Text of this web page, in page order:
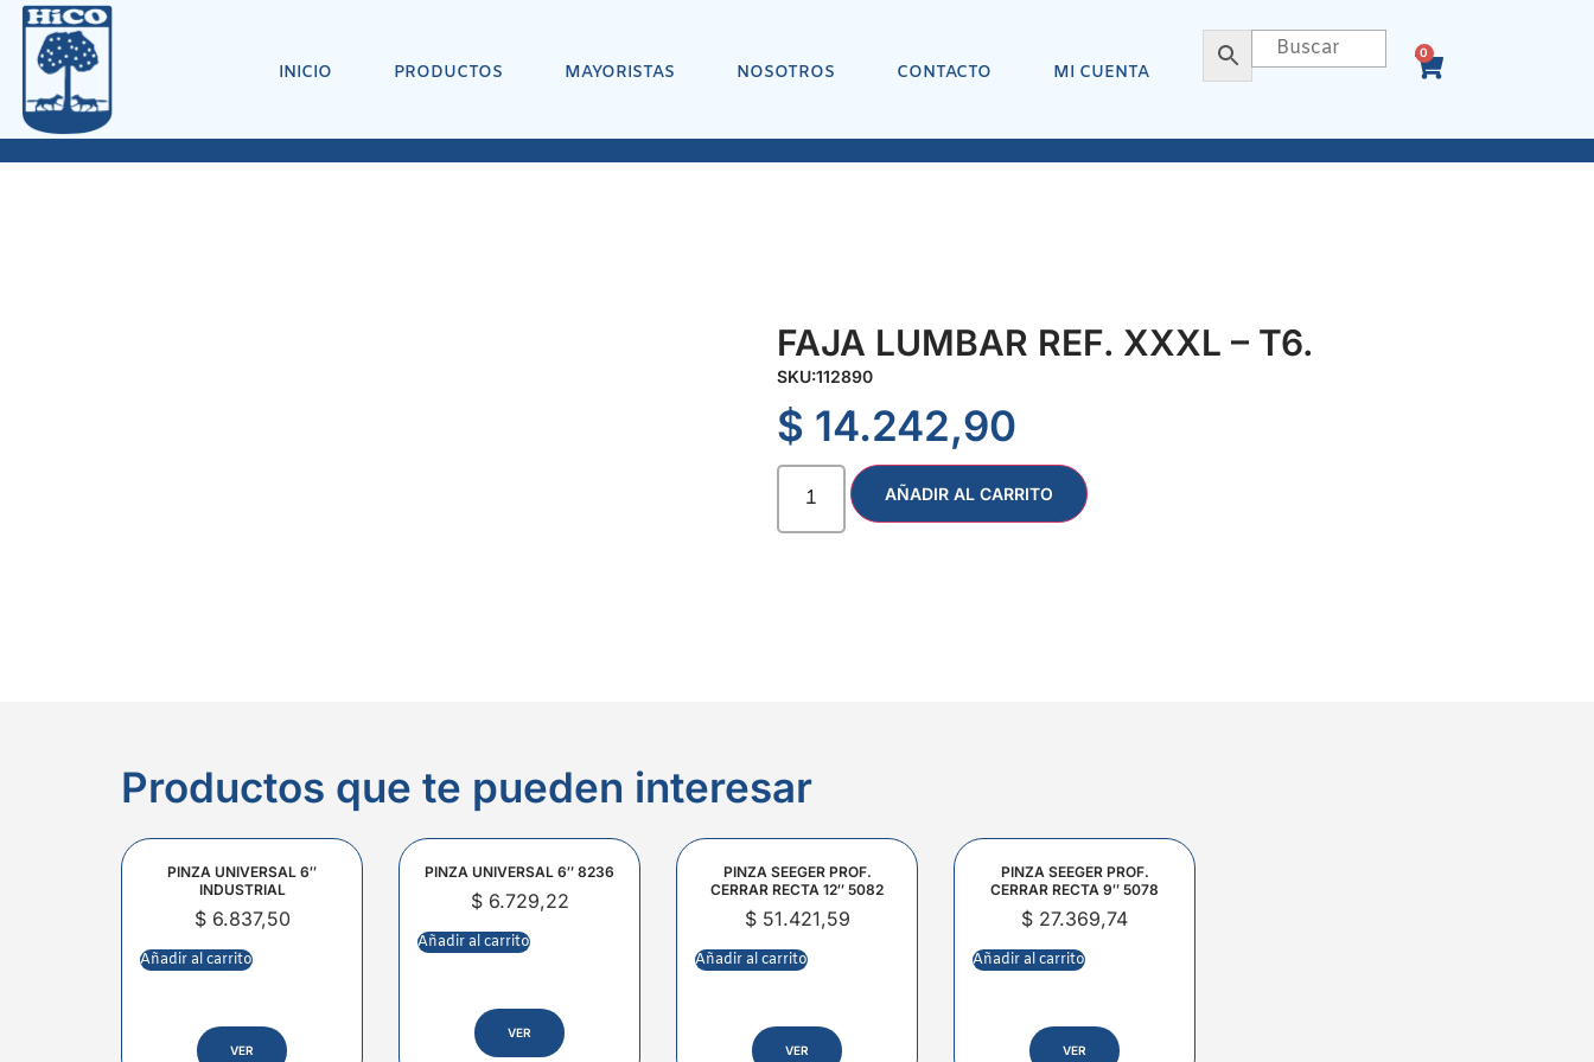
INICIO PRODUCTOS MAYORISTAS NOSOTROS CONTACTO MI CUENTA
0
FAJA LUMBAR REF. XXXL – T6.
SKU:112890
$ 14.242,90
AÑADIR AL CARRITO
Productos que te pueden interesar
PINZA UNIVERSAL 6″
INDUSTRIAL
$6.837,50
Añadir al carrito
VER
PINZA UNIVERSAL 6″ 8236
$6.729,22
Añadir al carrito
VER
PINZA SEEGER PROF.
CERRAR RECTA 12″ 5082
$51.421,59
Añadir al carrito
VER
PINZA SEEGER PROF.
CERRAR RECTA 9″ 5078
$ 27.369,74
Añadir al carrito
VER